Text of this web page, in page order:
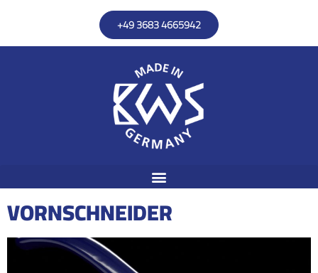
+49 3683 4665942
VORNSCHNEIDER